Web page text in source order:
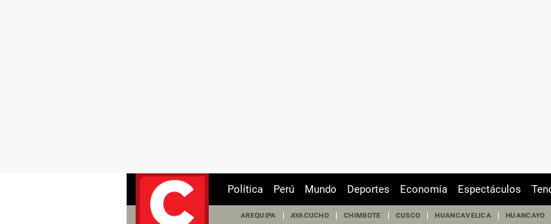
Política Perú Mundo Deportes Economía Espectáculos
AREQUIPA AYACUCHO CHIMBOTE CUSCO HUANCAVELICA HUANCAYO